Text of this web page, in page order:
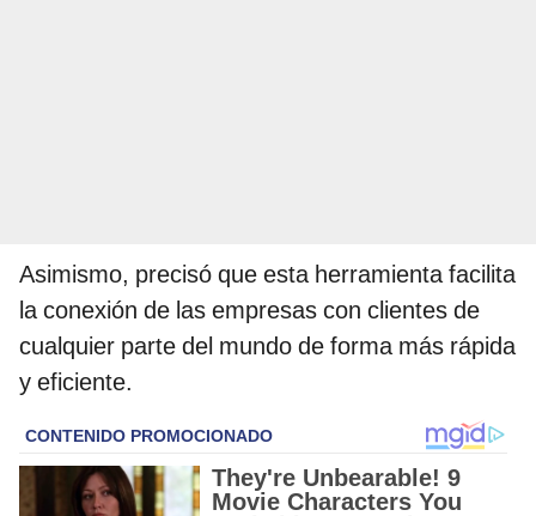
Asimismo, precisó que esta herramienta facilita
la conexión de las empresas con clientes de
cualquier parte del mundo de forma más rápida
y eficiente.